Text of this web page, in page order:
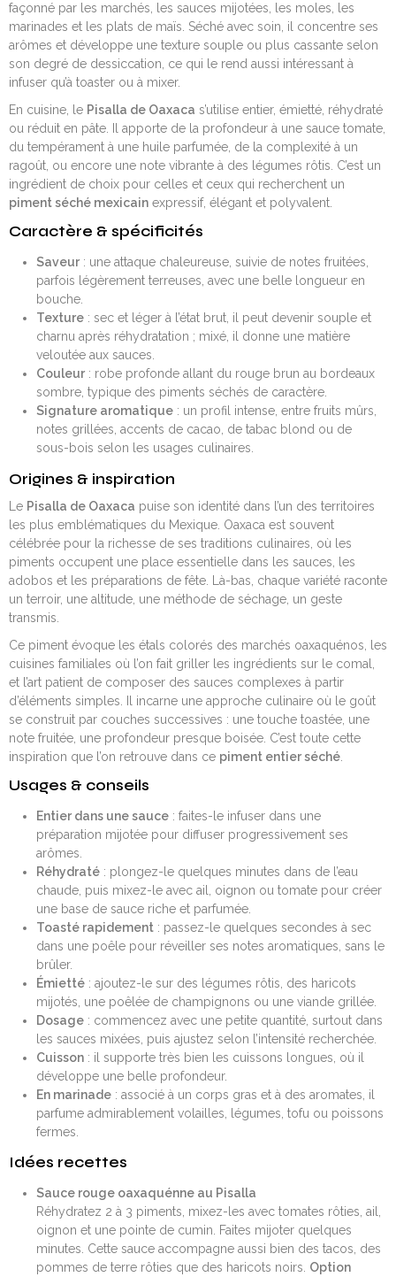
façonné par les marchés, les sauces mijotées, les moles, les
marinades et les plats de maïs. Séché avec soin, il concentre ses
arômes et développe une texture souple ou plus cassante selon
son degré de dessiccation, ce qui le rend aussi intéressant à
infuser qu’à toaster ou à mixer.
En cuisine, le Pisalla de Oaxaca s’utilise entier, émietté, réhydraté
ou réduit en pâte. Il apporte de la profondeur à une sauce tomate,
du tempérament à une huile parfumée, de la complexité à un
ragoût, ou encore une note vibrante à des légumes rôtis. C’est un
ingrédient de choix pour celles et ceux qui recherchent un
piment séché mexicain expressif, élégant et polyvalent.
Caractère & spécificités
Saveur: une attaque chaleureuse, suivie de notes fruitées,
parfois légèrement terreuses, avec une belle longueur en
bouche.
Texture: sec et léger à l’état brut, il peut devenir souple et
charnu après réhydratation ; mixé, il donne une matière
veloutée aux sauces.
Couleur: robe profonde allant du rouge brun au bordeaux
sombre, typique des piments séchés de caractère.
Signature aromatique: un profil intense, entre fruits mûrs,
notes grillées, accents de cacao, de tabac blond ou de
sous-bois selon les usages culinaires.
Origines & inspiration
Le Pisalla de Oaxaca puise son identité dans l’un des territoires
les plus emblématiques du Mexique. Oaxaca est souvent
célébrée pour la richesse de ses traditions culinaires, où les
piments occupent une place essentielle dans les sauces, les
adobos et les préparations de fête. Là-bas, chaque variété raconte
un terroir, une altitude, une méthode de séchage, un geste
transmis.
Ce piment évoque les étals colorés des marchés oaxaquénos, les
cuisines familiales où l’on fait griller les ingrédients sur le comal,
et l’art patient de composer des sauces complexes à partir
d’éléments simples. Il incarne une approche culinaire où le goût
se construit par couches successives : une touche toastée, une
note fruitée, une profondeur presque boisée. C’est toute cette
inspiration que l’on retrouve dans ce piment entier séché
Usages & conseils
Entier dans une sauce: faites-le infuser dans une
préparation mijotée pour diffuser progressivement ses
arômes.
Réhydraté: plongez-le quelques minutes dans de l’eau
chaude, puis mixez-le avec ail, oignon ou tomate pour créer
une base de sauce riche et parfumée.
Toasté rapidement: passez-le quelques secondes à sec
dans une poêle pour réveiller ses notes aromatiques, sans le
brûler.
Émietté: ajoutez-le sur des légumes rôtis, des haricots
mijotés, une poêlée de champignons ou une viande grillée.
Dosage: commencez avec une petite quantité, surtout dans
les sauces mixées, puis ajustez selon l’intensité recherchée.
Cuisson: il supporte très bien les cuissons longues, où il
développe une belle profondeur.
En marinade: associé à un corps gras et à des aromates, il
parfume admirablement volailles, légumes, tofu ou poissons
fermes.
Idées recettes
Sauce rouge oaxaquénne au Pisalla
Réhydratez 2 à 3 piments, mixez-les avec tomates rôties, ail,
oignon et une pointe de cumin. Faites mijoter quelques
minutes. Cette sauce accompagne aussi bien des tacos, des
pommes de terre rôties que des haricots noirs. Option